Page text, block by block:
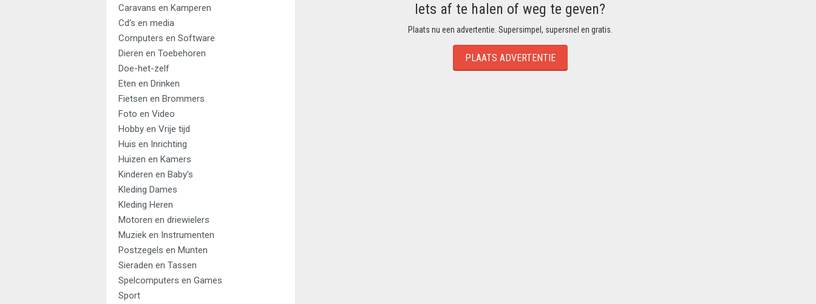
Caravans en Kamperen
Cd's en media
Computers en Software
Dieren en Toebehoren
Doe-het-zelf
Eten en Drinken
Fietsen en Brommers
Foto en Video
Hobby en Vrije tijd
Huis en Inrichting
Huizen en Kamers
Kinderen en Baby's
Kleding Dames
Kleding Heren
Motoren en driewielers
Muziek en Instrumenten
Postzegels en Munten
Sieraden en Tassen
Spelcomputers en Games
Sport
Iets af te halen of weg te geven?
Plaats nu een advertentie. Supersimpel, supersnel en gratis.
PLAATS ADVERTENTIE